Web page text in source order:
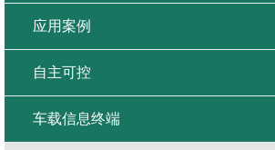
应用案例
自主可控
车载信息终端